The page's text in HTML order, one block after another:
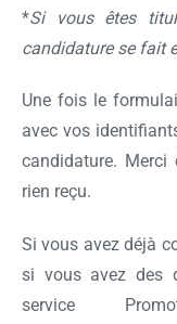
*Si vous êtes
candidature se fait
Une fois le
avec vos
candidature. Merci
rien reçu.
Si vous avez déjà
si vous avez des
service